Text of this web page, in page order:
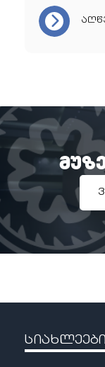
სიახლეები